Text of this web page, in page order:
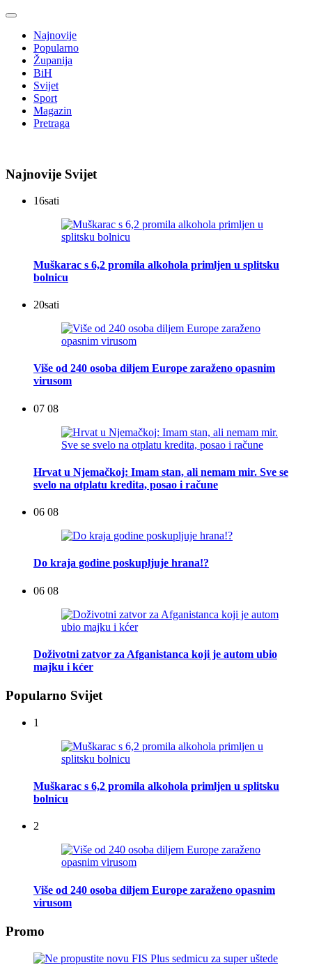
Najnovije
Popularno
Županija
BiH
Svijet
Sport
Magazin
Pretraga
Najnovije Svijet
16sati
Muškarac s 6,2 promila alkohola primljen u splitsku
bolnicu
20sati
Više od 240 osoba diljem Europe zaraženo opasnim
virusom
07 08
Hrvat u Njemačkoj: Imam stan, ali nemam mir. Sve se
svelo na otplatu kredita, posao i račune
06 08
Do kraja godine poskupljuje hrana!?
06 08
Doživotni zatvor za Afganistanca koji je autom ubio
majku i kćer
Popularno Svijet
1
Muškarac s 6,2 promila alkohola primljen u splitsku
bolnicu
2
Više od 240 osoba diljem Europe zaraženo opasnim
virusom
Promo